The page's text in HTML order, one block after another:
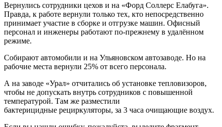
Вернулись сотрудники цехов и на «Форд Соллерс Елабуга».
Правда, к работе вернули только тех, кто непосредственно
принимает участие в сборке и отгрузке машин. Офисный
персонал и инженеры работают по-прежнему в удалённом
режиме.
Собирают автомобили и на Ульяновском автозаводе. Но на
рабочие места вернули 25% от всего персонала.
А на заводе «Урал» отчитались об установке тепловизоров,
чтобы не допускать внутрь сотрудников с повышенной
температурой. Там же разместили
бактерицидные рециркуляторы, за 3 часа очищающие воздух.